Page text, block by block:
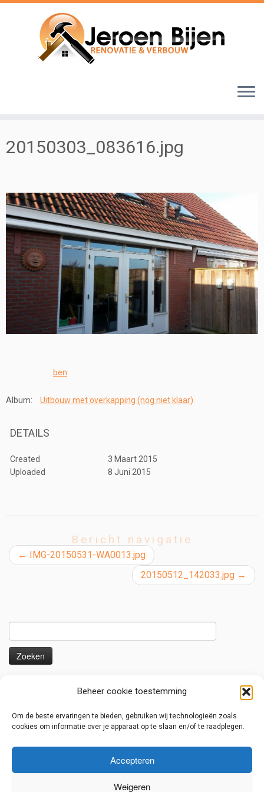
Beheer cookie toestemming
Om de beste ervaringen te bieden, gebruiken wij technologieën zoals
cookies om informatie over je apparaat op te slaan en/of te raadplegen.
Accepteren
Weigeren
Ga
20150303_083616.jpg
ben
Album: Uitbouw met overkapping (nog niet klaar)
DETAILS
Created
3 Maart 2015
Uploaded
8 Juni 2015
Bericht navigatie
←
IMG-20150531-WA0013.jpg
20150512_142033.jpg →
naar:
Overkapping met liggers voor zonnedoeken
Lage overkapping
Serre met houten harmonica deuren
Renovatie van een oud dak met staalplaten